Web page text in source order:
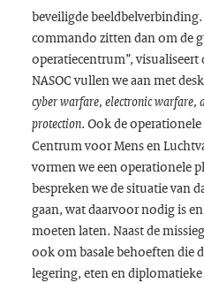
beveiligde beeldbelverbinding.
commando zitten dan om de
operatiecentrum”, visualiseert
NASOC vullen we aan met
cyber warfare, electronic warfare,
protection. Ook de
Centrum voor Mens en
vormen we een operationele
bespreken we de situatie van
gaan, wat daarvoor nodig is
moeten laten. Naast de
ook om basale behoeften die
legering, eten en